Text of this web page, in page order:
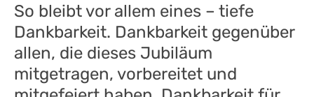
So bleibt vor allem eines – tiefe
Dankbarkeit. Dankbarkeit gegenüber
allen, die dieses Jubiläum
mitgetragen, vorbereitet und